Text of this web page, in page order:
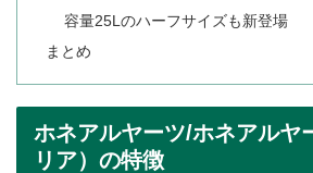
容量25Lのハーフサイズも新登場
まとめ
ホネアルヤーツ/ホネアルヤ
リア）の特徴